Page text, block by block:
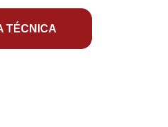
TÉCNICA